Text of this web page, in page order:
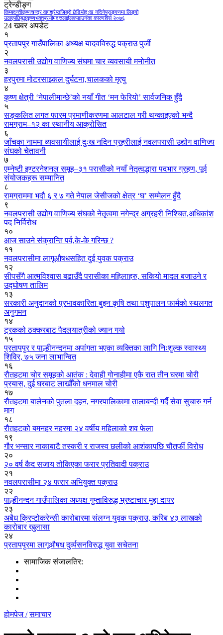
ट्रेन्डीङ्ग
किम्बदन्तीकृष्णचन्द्र वागश्रेष्ठजिब्रो छेडियोदुःख नदिनेप्राङ्गणमा लिङ्गो
उठाएपछिबुद्धकृष्णभक्तपुरभीमदत्तलाईलकडाउनका कारणविसं २०७६
24 खबर अपडेट
१
प्रतापपुर गाउँपालिका अध्यक्ष यादवविरुद्ध पक्राउ पुर्जी
२
नवलपरासी उद्योग वाणिज्य संघमा चार व्यवसायी मनोनीत
३
हरपुरमा मोटरसाइकल दुर्घटना,चालकको मृत्यु
४
कृष्ण क्षेत्री ‘नेपालीमान्छे’को नयाँ गीत ‘मन फेरियो’ सार्वजनिक हुँदै
५
सङ्कलित लगत फारम प्रमाणीकरणमा आलटाल गरी थन्काइएको भन्दै
रामग्राम–१२ का स्थानीय आक्रोसित
६
जाँचका नाममा व्यवसायीलाई दुःख नदिन प्रहरीलाई नवलपरासी उद्योग वाणिज्य
संघको चेतावनी
७
एम्नेष्टी इण्टरनेशनल समूह–३१ परासीको नयाँ नेतृत्वद्धारा पदभार ग्रहण, पूर्व
संयोजकहरू सम्मानित
८
रामग्राममा भदौ ६ र ७ गते नेपाल जेसीजको क्षेत्र ‘घ’ सम्मेलन हुँदै
९
नवलपरासी उद्योग वाणिज्य संघको नेतृत्वमा नगेन्द्र अग्रहरी निश्चित,अधिकांश
पद निर्विरोध
१०
आज साउने संक्रान्ति पर्व,के-के गरिन्छ ?
११
नवलपरासीमा लागूऔषधसहित दुई युवक पक्राउ
१२
सीपसँगै आत्मविश्वास बढाउँदै परासीका महिलाहरु, सकियो मादल बजाउने र
उद्घोषण तालिम
१३
सरकारी अनुदानको प्रभावकारिता बुझ्न कृषि तथा पशुपालन फार्मको स्थलगत
अनुगमन
१४
ट्रकको ठक्करबाट पैदलयात्रीको ज्यान गयो
१५
प्रतापपुर र पाल्हीनन्दनमा अपांगता भएका व्यक्तिका लागि निःशुल्क स्वास्थ्य
शिविर, ७५ जना लाभान्वित
१६
रौतहटमा चोर समूहको आतंक : देवाही गोनाहीमा एकै रात तीन घरमा चोरी
प्रयास, दुई घरबाट लाखौँको धनमाल चोरी
१७
रौतहटमा बालेनको पुतला दहन, नगरपालिकामा तालाबन्दी गर्दै सेवा सुचारु गर्न
माग
१८
रौतहटको बमनहर नहरमा २४ वर्षीय महिलाको शव फेला
१९
गौर भन्सार नाकाबाटै तस्करी र राजस्व छलीको आशंकापछि चौतर्फी विरोध
२०
२० वर्ष कैद सजाय तोकिएका फरार प्रतिवादी पक्राउ
२१
नवलपरासीमा २४ फरार अभियुक्त पक्राउ
२२
पाल्हीनन्दन गाउँपालिका अध्यक्ष गुप्ताविरुद्ध भ्रष्टाचार मुद्दा दायर
२३
अबैध क्रिप्टोकरेन्सी कारोबारमा संलग्न युवक पक्राउ, करिब ४३ लाखको
कारोबार खुलासा
२४
प्रतापपुरमा लागूऔषध दुर्व्यसनविरुद्ध युवा सचेतना
सामाजिक संजालतिर:
होमपेज / समाचार